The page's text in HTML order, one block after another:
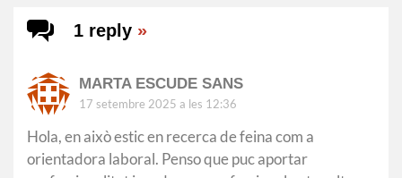
1 reply »
MARTA ESCUDE SANS
17 setembre 2025 a les 12:36
Hola, en això estic en recerca de feina com a
orientadora laboral. Penso que puc aportar